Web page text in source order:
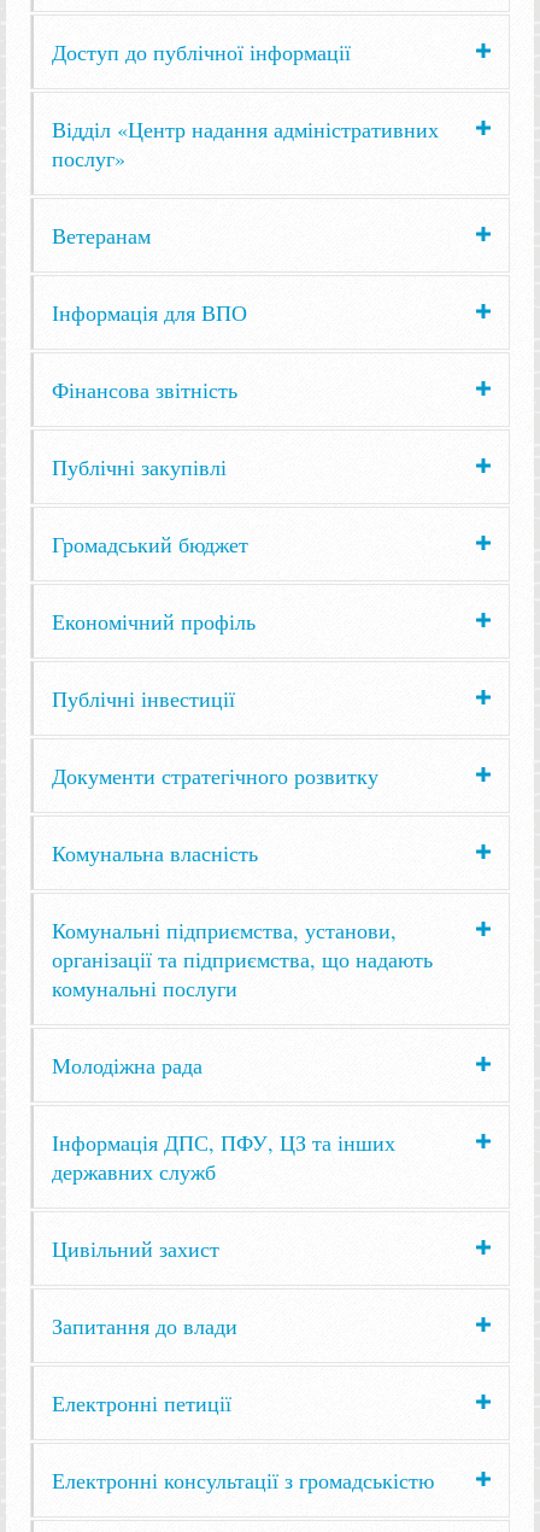
Доступ до публічної інформації
Відділ «Центр надання адміністративних
послуг»
Ветеранам
Інформація для ВПО
Фінансова звітність
Публічні закупівлі
Громадський бюджет
Економічний профіль
Публічні інвестиції
Документи стратегічного розвитку
Комунальна власність
Комунальні підприємства, установи,
організації та підприємства, що надають
комунальні послуги
Молодіжна рада
Інформація ДПС, ПФУ, ЦЗ та інших
державних служб
Цивільний захист
Запитання до влади
Електронні петиції
Електронні консультації з громадськістю